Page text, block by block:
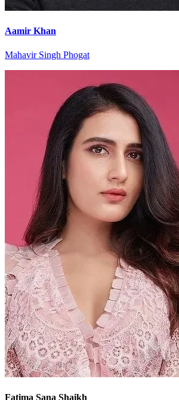
Aamir Khan
Mahavir Singh Phogat
Fatima Sana Shaikh